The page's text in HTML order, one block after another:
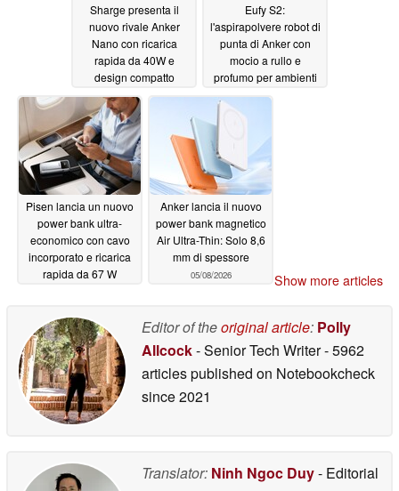
Sharge presenta il
nuovo rivale Anker
Nano con ricarica
rapida da 40W e
design compatto
05/10/2026
Eufy S2:
l'aspirapolvere robot di
punta di Anker con
mocio a rullo e
profumo per ambienti
viene lanciato con un
regalo
Pisen lancia un nuovo
power bank ultra-
economico con cavo
incorporato e ricarica
rapida da 67 W
Anker lancia il nuovo
power bank magnetico
Air Ultra-Thin: Solo 8,6
mm di spessore
05/08/2026 Show more articles
Editor of theoriginal article: Polly
Allcock- Senior Tech Writer- 5962
articles published on Notebookcheck
since 2021
Translator: Ninh Ngoc Duy- Editorial